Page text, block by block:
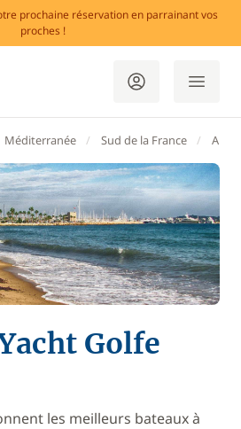
prochaine réservation en parrainant vos
proches !
Méditerranée Sud de la France
Golfe
les meilleurs bateaux à